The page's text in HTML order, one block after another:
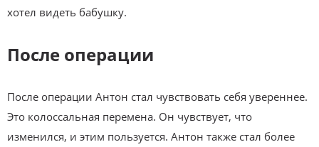
хотел видеть бабушку.
После операции
После операции Антон стал чувствовать себя увереннее.
Это колоссальная перемена. Он чувствует, что
изменился, и этим пользуется. Антон также стал более